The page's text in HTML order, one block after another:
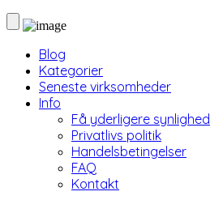
Blog
Kategorier
Seneste virksomheder
Info
Få yderligere synlighed
Privatlivs politik
Handelsbetingelser
FAQ
Kontakt